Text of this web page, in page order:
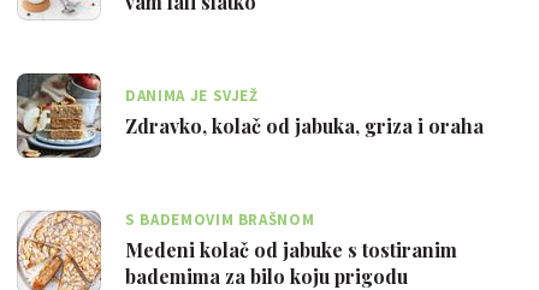
DANIMA JE SVJEŽ
Zdravko, kolač od jabuka, griza i oraha
S BADEMOVIM BRAŠNOM
Medeni kolač od jabuke s tostiranim
bademima za bilo koju prigodu